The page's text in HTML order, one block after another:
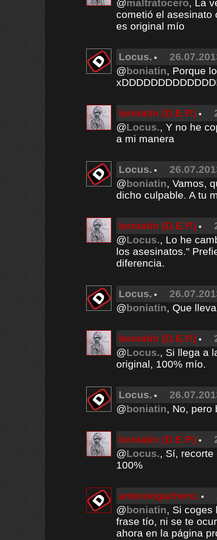
@maltratocero, La
cometió el asesinato
es original mío
Locus.
@boniatin, Porque
boniatin (D.E.P.)
@Locus., Y no he
a mi manera
Locus.
@boniatin, Vamos,
dicho culpable. A tu
boniatin (D.E.P.)
@Locus., Lo he
los asesinatos."
diferencia.
Locus.
@boniatin, Que
boniatin (D.E.P.)
@Locus., Si llega a
original, 100% mío.
Locus.
@boniatin, No, pero
boniatin (D.E.P.)
@Locus., Sí,
100%
antoniogachero.
@boniatin, Si coges
frase tío, ni se te
ahora en la página